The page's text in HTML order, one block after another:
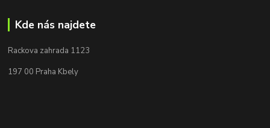
Kde nás najdete
Rackova zahrada 1123
197 00 Praha Kbely